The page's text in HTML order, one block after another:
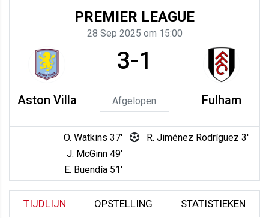
PREMIER LEAGUE
28 Sep 2025 om 15:00
Aston Villa
3-1
Afgelopen Fulham
O. Watkins 37'
J. McGinn 49'
E. Buendía 51'
R. Jiménez Rodríguez 3'
TIJDLIJN OPSTELLING STATISTIEKEN